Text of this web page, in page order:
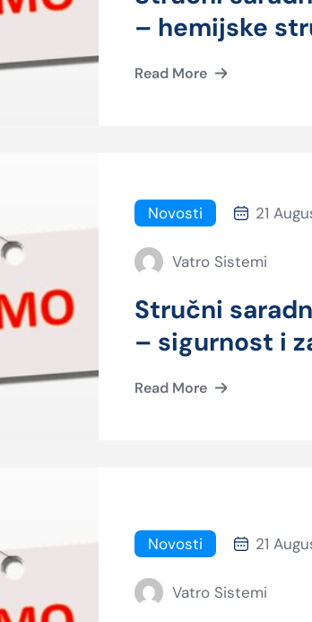
– hemijske
Read More
Novosti 21
Vatro Sistemi
Stručni
– sigurnost i
Read More
Novosti 21
Vatro Sistemi